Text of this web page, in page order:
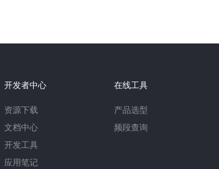
开发者中心
资源下载
文档中心
开发工具
应用笔记
在线工具
产品选型
频段查询